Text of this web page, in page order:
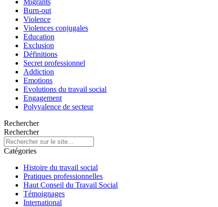
Burn-out
Violence
Violences conjugales
Education
Exclusion
Définitions
Secret professionnel
Addiction
Emotions
Evolutions du travail social
Engagement
Polyvalence de secteur
Rechercher
Rechercher
Catégories
Histoire du travail social
Pratiques professionnelles
Haut Conseil du Travail Social
Témoignages
International